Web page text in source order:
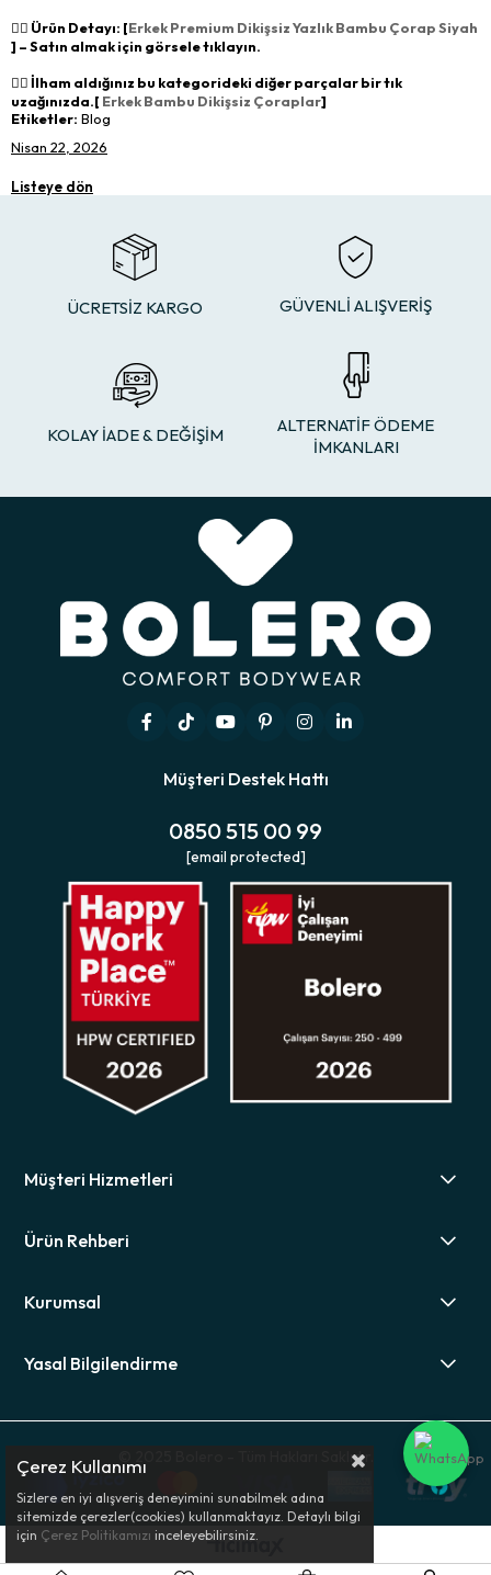
👉🏻 Ürün Detayı: [Erkek Premium Dikişsiz Yazlık Bambu Çorap Siyah
] – Satın almak için görsele tıklayın.
👉🏻 İlham aldığınız bu kategorideki diğer parçalar bir tık
uzağınızda.[ Erkek Bambu Dikişsiz Çoraplar]
Etiketler: Blog
Nisan 22, 2026
Listeye dön
ÜCRETSİZ KARGO GÜVENLİ ALIŞVERİŞ
KOLAY İADE & DEĞİŞİM
ALTERNATİF ÖDEME
İMKANLARI
Müşteri Destek Hattı
0850 515 00 99
[email protected]
Müşteri Hizmetleri
Ürün Rehberi
Kurumsal
Yasal Bilgilendirme
© 2025 Bolero - Tüm Hakları Saklıdır.
Çerez Kullanımı
Sizlere en iyi alışveriş deneyimini sunabilmek adına
sitemizde çerezler(cookies) kullanmaktayız. Detaylı bilgi
için Çerez Politikamızı inceleyebilirsiniz.